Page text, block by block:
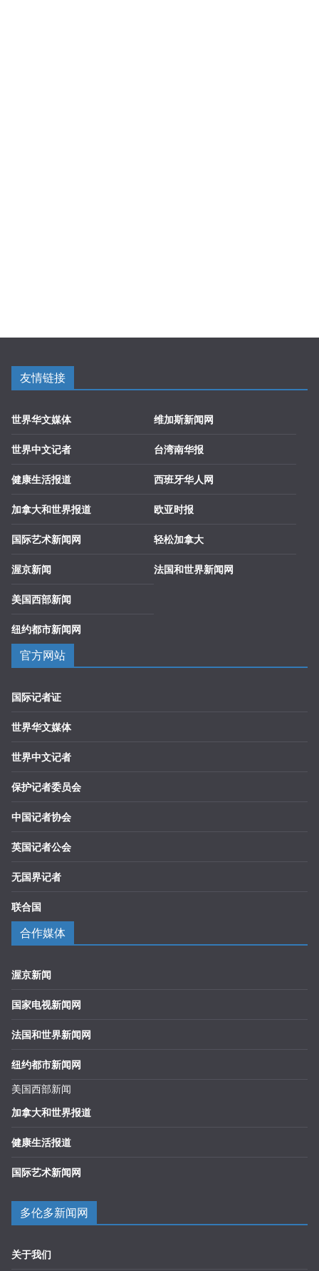
友情链接
世界华文媒体
世界中文记者
健康生活报道
加拿大和世界报道
国际艺术新闻网
渥京新闻
美国西部新闻
纽约都市新闻网
维加斯新闻网
台湾南华报
西班牙华人网
欧亚时报
轻松加拿大
法国和世界新闻网
官方网站
国际记者证
世界华文媒体
世界中文记者
保护记者委员会
中国记者协会
英国记者公会
无国界记者
联合国
合作媒体
渥京新闻
国家电视新闻网
法国和世界新闻网
纽约都市新闻网
美国西部新闻
加拿大和世界报道
健康生活报道
国际艺术新闻网
多伦多新闻网
关于我们